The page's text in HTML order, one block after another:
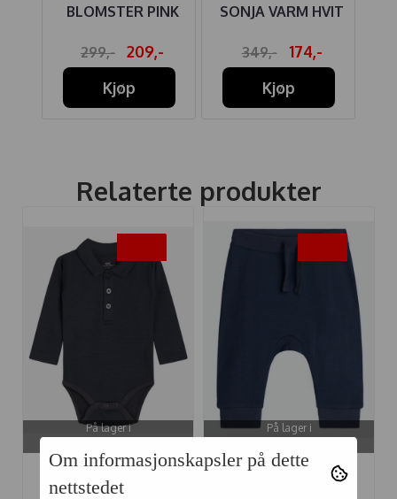
BLOMSTER PINK
299,-
209,-
Kjøp
SONJA VARM HVIT
349,-
174,-
Kjøp
Relaterte produkter
På lager i
HUST AND CLAIRE
BODY ...
På lager i
HUST AND CLAIRE
Om informasjonskapsler på dette
nettstedet